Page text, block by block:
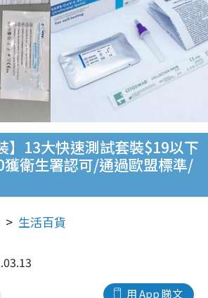
】13大快速測試套裝$19以下
獲衛生署認可/通過歐盟標準/
生活百貨
用 App 睇文